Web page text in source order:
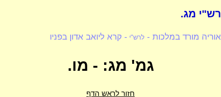
רש"י מג.
אוריה מורד במלכות - לרש"י - קרא ליואב אדון בפניו
גמ' מג: - מו.
חזור לראש הדף